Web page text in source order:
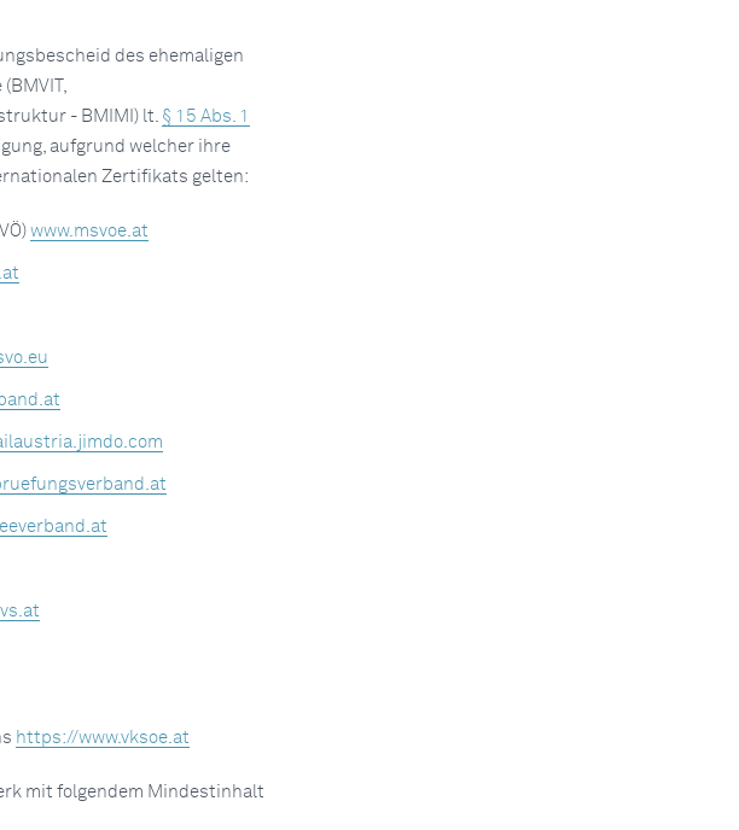
des ehemaligen
- BMIMI) lt. § 15 Abs. 1
aufgrund welcher ihre
Zertifikats gelten:
www.msvoe.at
https://www.vksoe.at
mit folgendem Mindestinhalt